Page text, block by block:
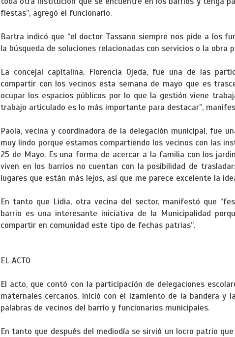
fiestas”, agregó el funcionario.
Bartra indicó que “el doctor Tassano siempre nos pide a los
la búsqueda de soluciones relacionadas con servicios o la
La concejal capitalina, Florencia Ojeda, fue una de las
compartir con los vecinos esta semana de mayo que es
ocupar los espacios públicos por lo que la gestión viene
trabajo articulado es lo más importante para destacar”,
Paola, vecina y coordinadora de la delegación municipal, fue
muy lindo porque estamos compartiendo los vecinos con las
25 de Mayo. Es una forma de acercar a la familia con los
viven en los barrios no cuentan con la posibilidad de
lugares que están más lejos, así que me parece excelente la
En tanto que Lidia, otra vecina del sector, manifestó que
barrio es una interesante iniciativa de la Municipalidad
compartir en comunidad este tipo de fechas patrias”.
EL ACTO
El acto, que contó con la participación de delegaciones
maternales cercanos, inició con el izamiento de la bandera y
palabras de vecinos del barrio y funcionarios municipales.
En tanto que después del mediodía se sirvió un locro patrio